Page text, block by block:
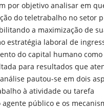
por objetivo analisar em
do teletrabalho no setor
a maximização de
estratégia laboral de
do capital humano
para resultados que
pautou-se em dois
à atividade ou tarefa
público e os